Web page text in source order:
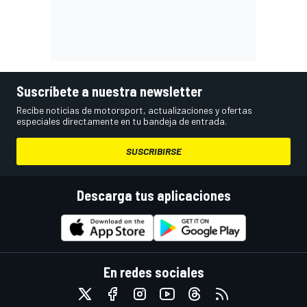
Suscríbete a nuestra newsletter
Recibe noticias de motorsport, actualizaciones y ofertas
especiales directamente en tu bandeja de entrada.
SUSCRIBIRSE
Descarga tus aplicaciones
En redes sociales